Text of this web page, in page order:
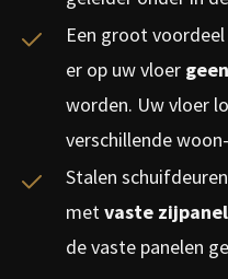
Een groot
er op uw vloer
worden. Uw vloer
verschillende
Stalen
metvaste
de vaste panelen